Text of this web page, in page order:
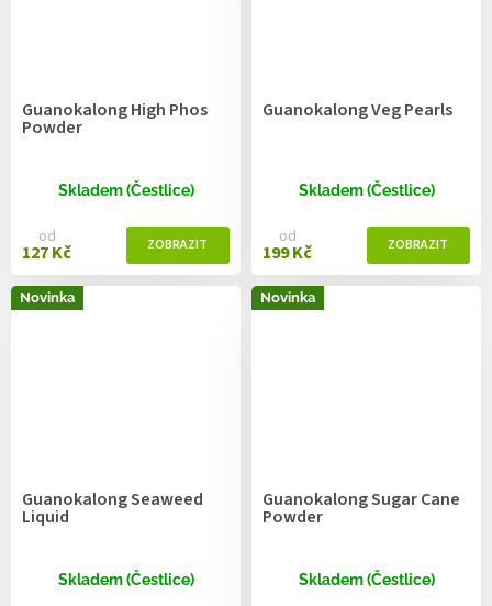
Guanokalong High Phos
Powder
Skladem (Čestlice)
od
127 Kč
Guanokalong Veg Pearls
Skladem (Čestlice)
od
199 Kč
Novinka
Guanokalong Seaweed
Liquid
Skladem (Čestlice)
Novinka
Guanokalong Sugar Cane
Powder
Skladem (Čestlice)